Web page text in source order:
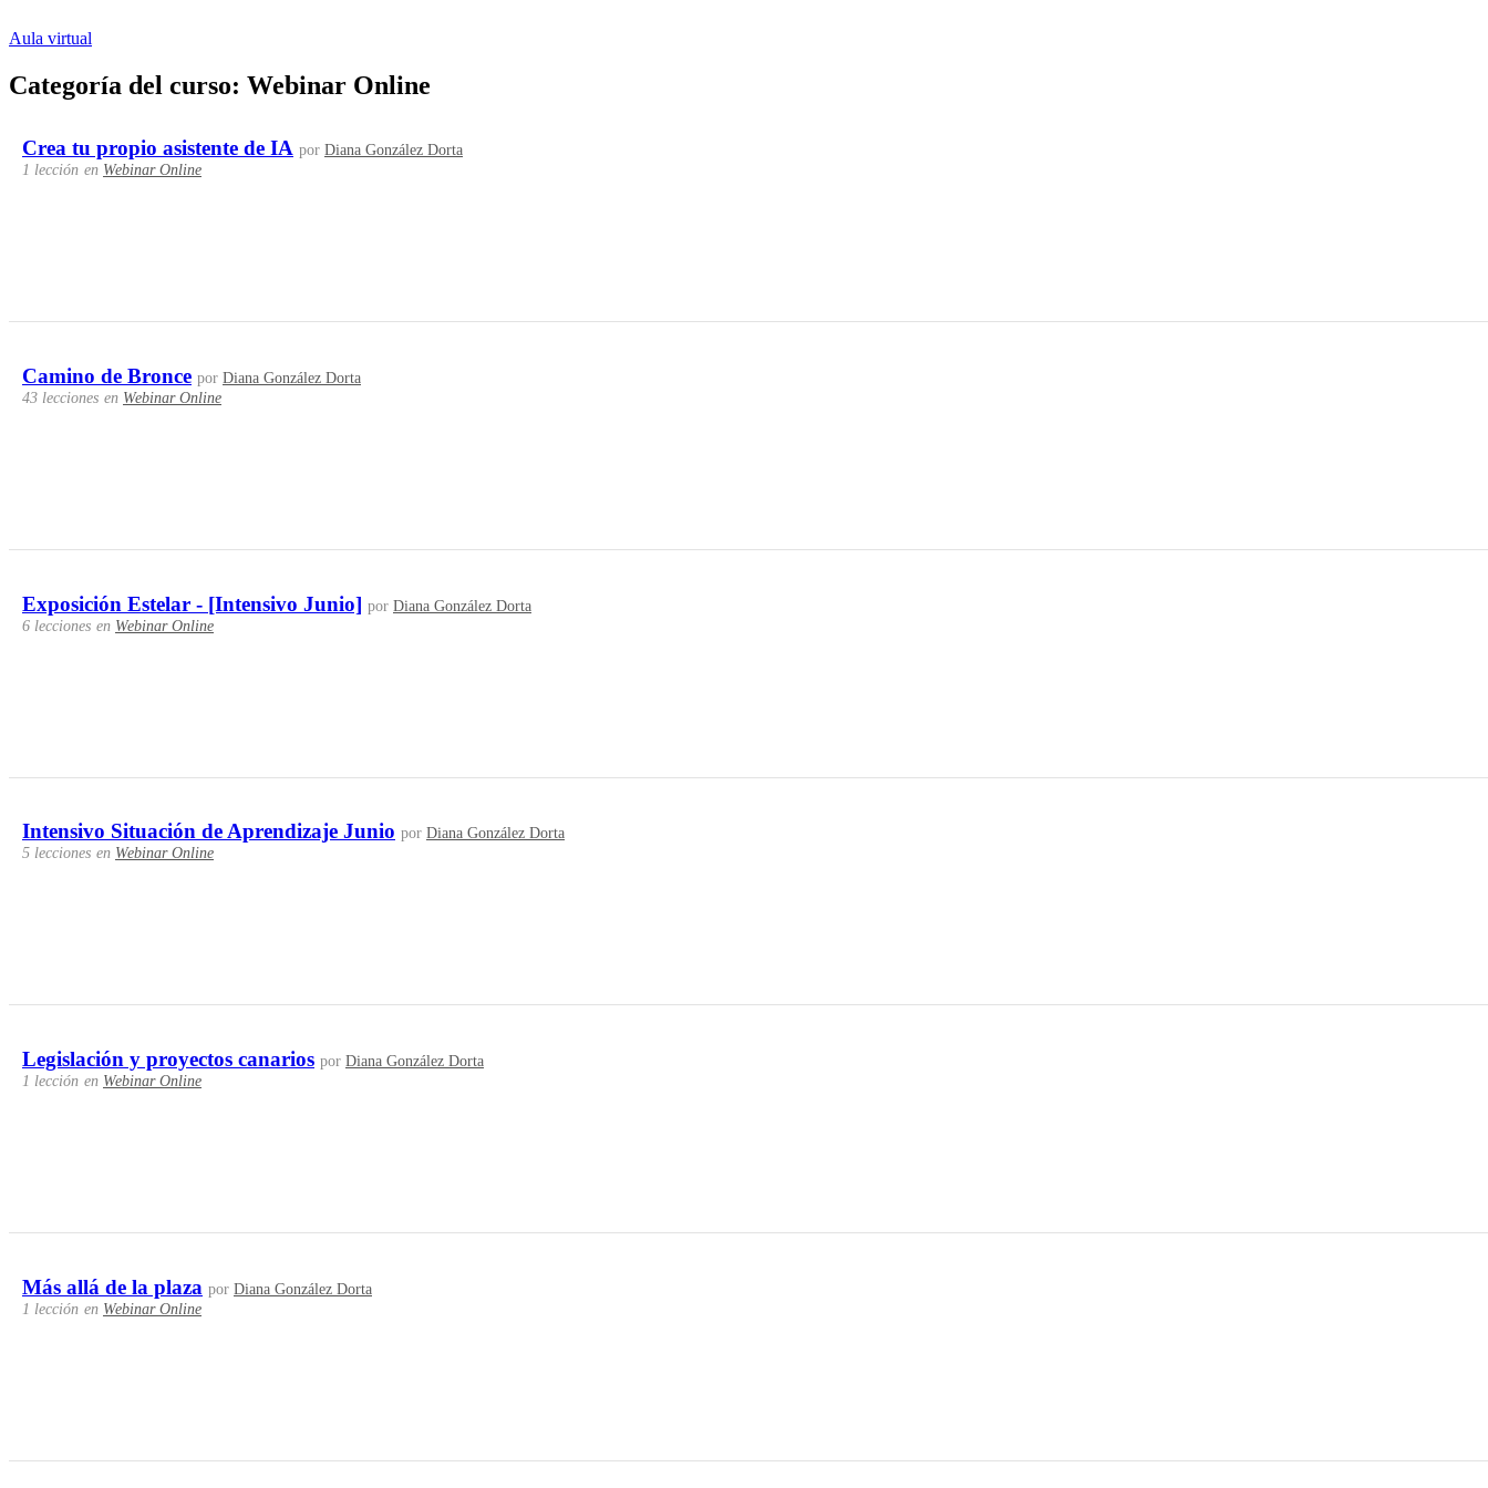
al
Aula virtual
Categoría del curso: Webinar Online
Crea tu propio asistente de IA por Diana González Dorta
1 lección en Webinar Online
Camino de Bronce por Diana González Dorta
43 lecciones en Webinar Online
Exposición Estelar - [Intensivo Junio] por Diana González Dorta
6 lecciones en Webinar Online
Intensivo Situación de Aprendizaje Junio por Diana González Dorta
5 lecciones en Webinar Online
Legislación y proyectos canarios por Diana González Dorta
1 lección en Webinar Online
Más allá de la plaza por Diana González Dorta
1 lección en Webinar Online